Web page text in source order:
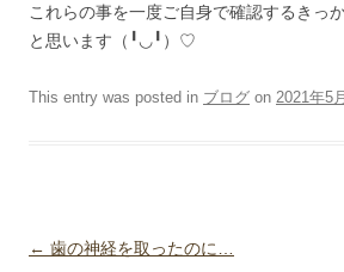
これらの事を一度ご自身で確認するきっ
と思います（╹◡╹）♡
This entry was posted in ブログ on 2021年5
Post navigation
← 歯の神経を取ったのに…